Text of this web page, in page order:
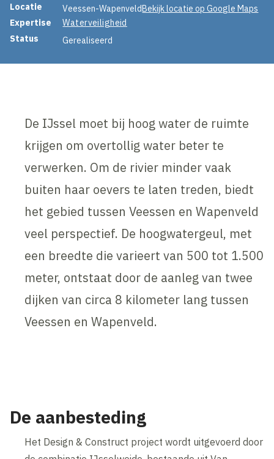
Projectinformatie
Locatie Veessen-Wapenveld Bekijk locatie op Google Maps
Expertise
Waterveiligheid
Status
Gerealiseerd
De IJssel moet bij hoog water de ruimte
krijgen om overtollig water beter te
verwerken. Om de rivier minder vaak
buiten haar oevers te laten treden, biedt
het gebied tussen Veessen en Wapenveld
veel perspectief. De hoogwatergeul, met
een breedte die varieert van 500 tot 1.500
meter, ontstaat door de aanleg van twee
dijken van circa 8 kilometer lang tussen
Veessen en Wapenveld.
Wijzig cookie instellingen
De aanbesteding
Het Design & Construct project wordt uitgevoerd door